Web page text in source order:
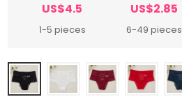
US$4.5
1-5 pieces
US$2.85
6-49 pieces